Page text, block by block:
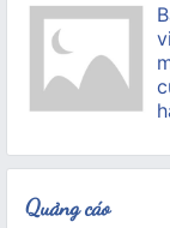
Quảng cáo